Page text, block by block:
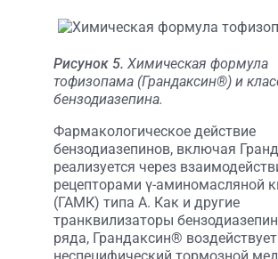
Рисунок 5. Химическая формула
тофизопама (Грандаксин®) и
бензодиазепина.
Фармакологическое действие
бензодиазепинов, включая
реализуется через
рецепторами γ-аминомасляной
(ГАМК) типа А. Как и другие
транквилизаторы
ряда, Грандаксин®
неспецифический тормозной